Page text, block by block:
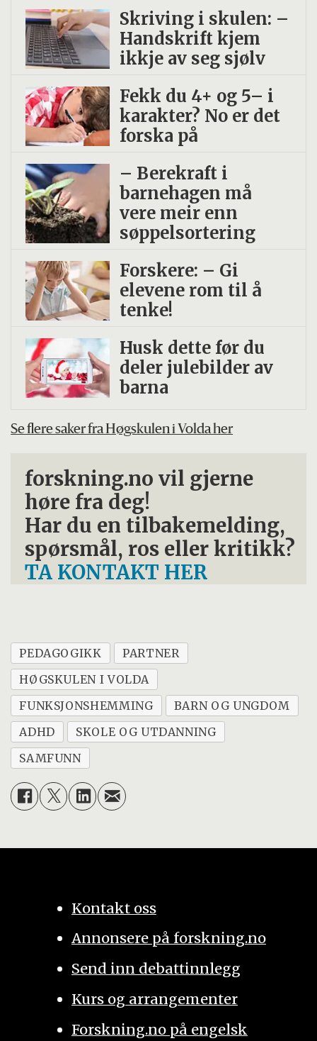
Skriving i skulen: –
Handskrift kjem
ikkje av seg sjølv
Fekk du 4+ og 5– i
karakter? No er det
forska på
– Berekraft i
barnehagen må
vere meir enn
søppelsortering
Forskere: – Gi
elevene rom til å
tenke!
Husk dette før du
deler julebilder av
barna
Se flere saker fra Høgskulen i Volda her
forskning.no vil gjerne
høre fra deg!
Har du en tilbakemelding,
spørsmål, ros eller kritikk?
TA KONTAKT HER
PEDAGOGIKK
PARTNER
HØGSKULEN I VOLDA
FUNKSJONSHEMMING
BARN OG UNGDOM
ADHD
SKOLE OG UTDANNING
SAMFUNN
Kontakt oss
Annonsere på forskning.no
Send inn debattinnlegg
Kurs og arrangementer
Forskning.no på engelsk